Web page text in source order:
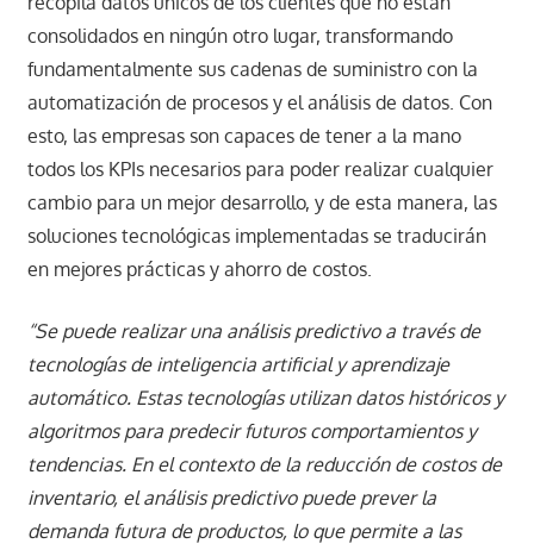
consolidados en ningún otro lugar, transformando
fundamentalmente sus cadenas de suministro con la
automatización de procesos y el análisis de datos. Con
esto, las empresas son capaces de tener a la mano
todos los KPIs necesarios para poder realizar cualquier
cambio para un mejor desarrollo, y de esta manera, las
soluciones tecnológicas implementadas se traducirán
en mejores prácticas y ahorro de costos.
“Se puede realizar una análisis predictivo a través de
tecnologías de inteligencia artificial y aprendizaje
automático. Estas tecnologías utilizan datos históricos y
algoritmos para predecir futuros comportamientos y
tendencias. En el contexto de la reducción de costos de
inventario, el análisis predictivo puede prever la
demanda futura de productos, lo que permite a las